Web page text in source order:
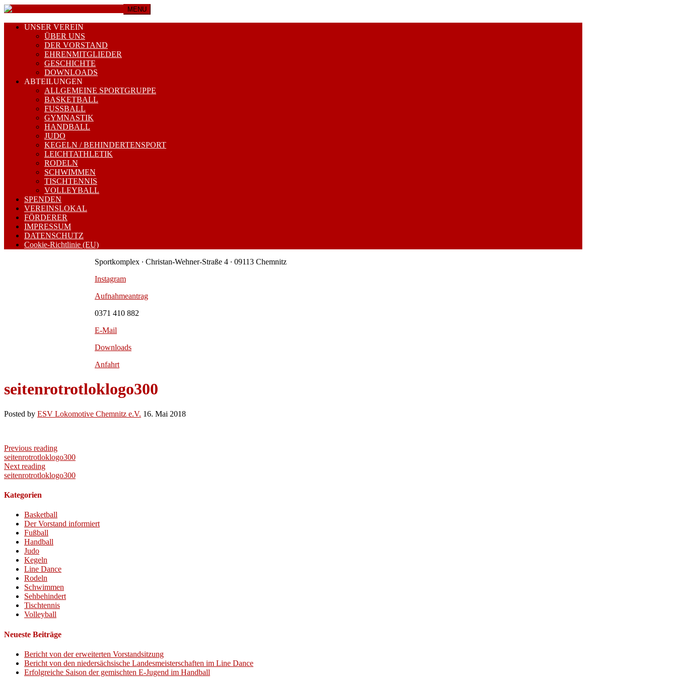
MENU
UNSER VEREIN
ÜBER UNS
DER VORSTAND
EHRENMITGLIEDER
GESCHICHTE
DOWNLOADS
ABTEILUNGEN
ALLGEMEINE SPORTGRUPPE
BASKETBALL
FUSSBALL
GYMNASTIK
HANDBALL
JUDO
KEGELN / BEHINDERTENSPORT
LEICHTATHLETIK
RODELN
SCHWIMMEN
TISCHTENNIS
VOLLEYBALL
SPENDEN
VEREINSLOKAL
FÖRDERER
IMPRESSUM
DATENSCHUTZ
Cookie-Richtlinie (EU)
Sportkomplex ∙ Christan-Wehner-Straße 4 ∙ 09113 Chemnitz
Instagram
Aufnahmeantrag
0371 410 882
E-Mail
Downloads
Anfahrt
seitenrotrotloklogo300
Posted by ESV Lokomotive Chemnitz e.V. 16. Mai 2018
Previous reading
seitenrotrotloklogo300
Next reading
seitenrotrotloklogo300
Kategorien
Basketball
Der Vorstand informiert
Fußball
Handball
Judo
Kegeln
Line Dance
Rodeln
Schwimmen
Sehbehindert
Tischtennis
Volleyball
Neueste Beiträge
Bericht von der erweiterten Vorstandsitzung
Bericht von den niedersächsische Landesmeisterschaften im Line Dance
Erfolgreiche Saison der gemischten E-Jugend im Handball